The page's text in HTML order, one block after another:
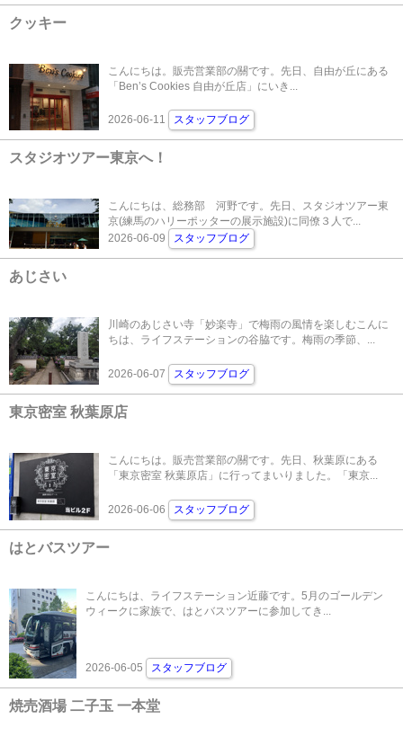
クッキー
こんにちは。販売営業部の關です。先日、自由が丘にある
「Ben’s Cookies 自由が丘店」にいき...
2026-06-11 スタッフブログ
スタジオツアー東京へ！
こんにちは、総務部 河野です。先日、スタジオツアー東
京(練馬のハリーポッターの展示施設)に同僚３人で...
2026-06-09
スタッフブログ
あじさい
川崎のあじさい寺「妙楽寺」で梅雨の風情を楽しむこんに
ちは、ライフステーションの谷脇です。梅雨の季節、...
2026-06-07 スタッフブログ
東京密室 秋葉原店
こんにちは。販売営業部の關です。先日、秋葉原にある
「東京密室 秋葉原店」に行ってまいりました。「東京...
2026-06-06 スタッフブログ
はとバスツアー
こんにちは、ライフステーション近藤です。5月のゴールデン
ウィークに家族で、はとバスツアーに参加してき...
2026-06-05 スタッフブログ
焼売酒場 二子玉 一本堂